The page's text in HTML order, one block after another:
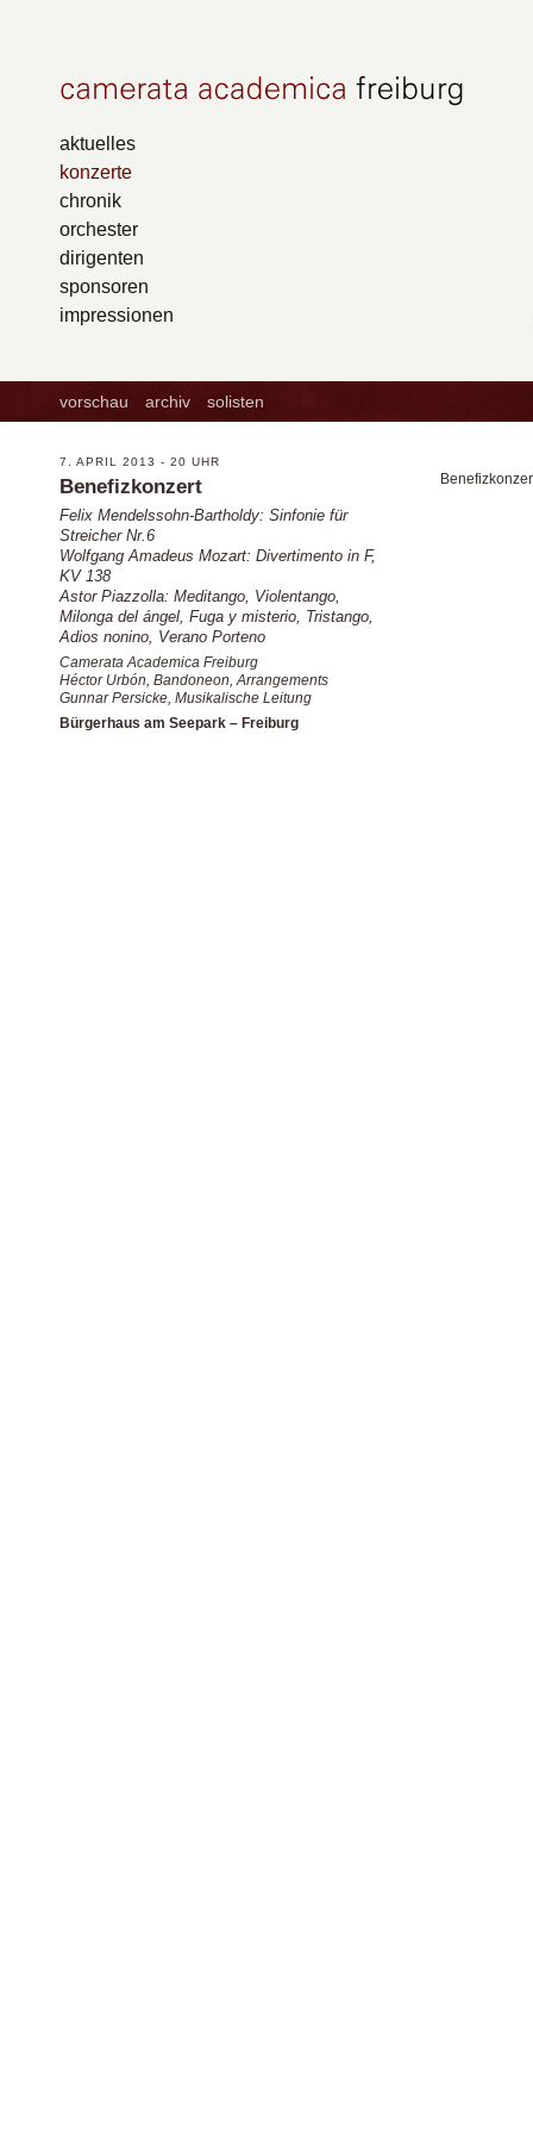
aktuelles
konzerte
chronik
orchester
dirigenten
sponsoren
impressionen
vorschau archiv solisten
7. APRIL 2013 - 20 UHR
Benefizkonzert
Felix Mendelssohn-Bartholdy: Sinfonie für
Streicher Nr.6
Wolfgang Amadeus Mozart: Divertimento in F,
KV 138
Astor Piazzolla: Meditango, Violentango,
Milonga del ángel, Fuga y misterio, Tristango,
Adios nonino, Verano Porteno
Camerata Academica Freiburg
Héctor Urbón, Bandoneon, Arrangements
Gunnar Persicke, Musikalische Leitung
Bürgerhaus am Seepark – Freiburg